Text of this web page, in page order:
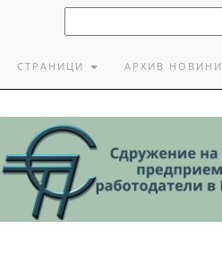
СТРАНИЦИ АРХИВ НОВИНИ